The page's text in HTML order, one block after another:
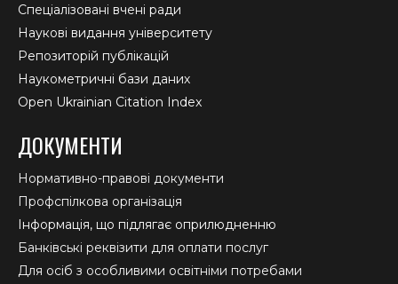
Спеціалізовані вчені ради
Наукові видання університету
Репозиторій публікацій
Наукометричні бази даних
Open Ukrainian Citation Index
ДОКУМЕНТИ
Нормативно-правові документи
Профспілкова організація
Інформація, що підлягає оприлюдненню
Банківські реквізити для оплати послуг
Для осіб з особливими освітніми потребами